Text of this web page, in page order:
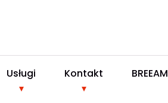
Usługi Kontakt BREEAM